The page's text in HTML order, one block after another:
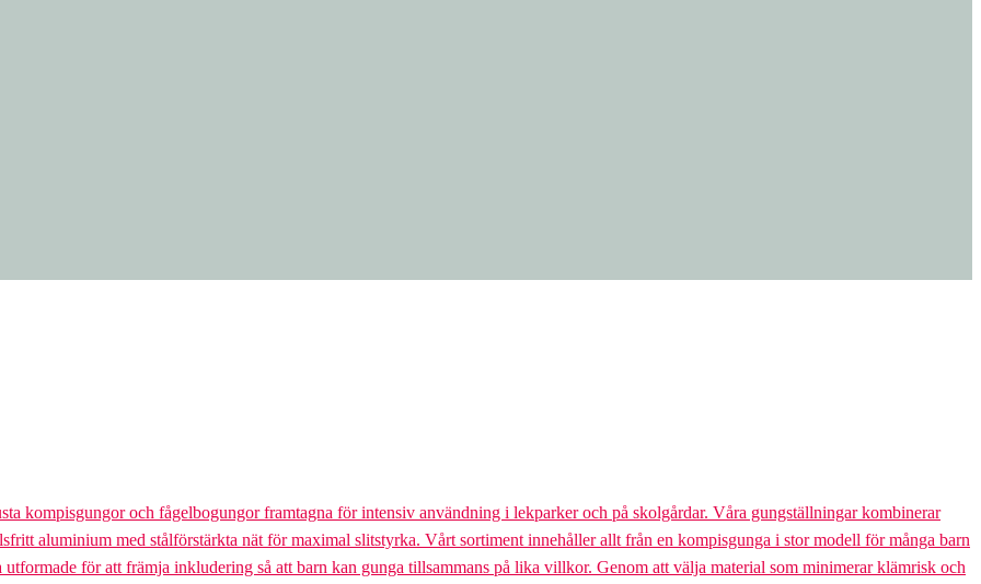
kompisgungor och fågelbogungor framtagna för intensiv användning i lekparker och på skolgårdar. Våra gungställningar kombinerar
aluminium med stålförstärkta nät för maximal slitstyrka. Vårt sortiment innehåller allt från en kompisgunga i stor modell för många barn
för att främja inkludering så att barn kan gunga tillsammans på lika villkor. Genom att välja material som minimerar klämrisk och